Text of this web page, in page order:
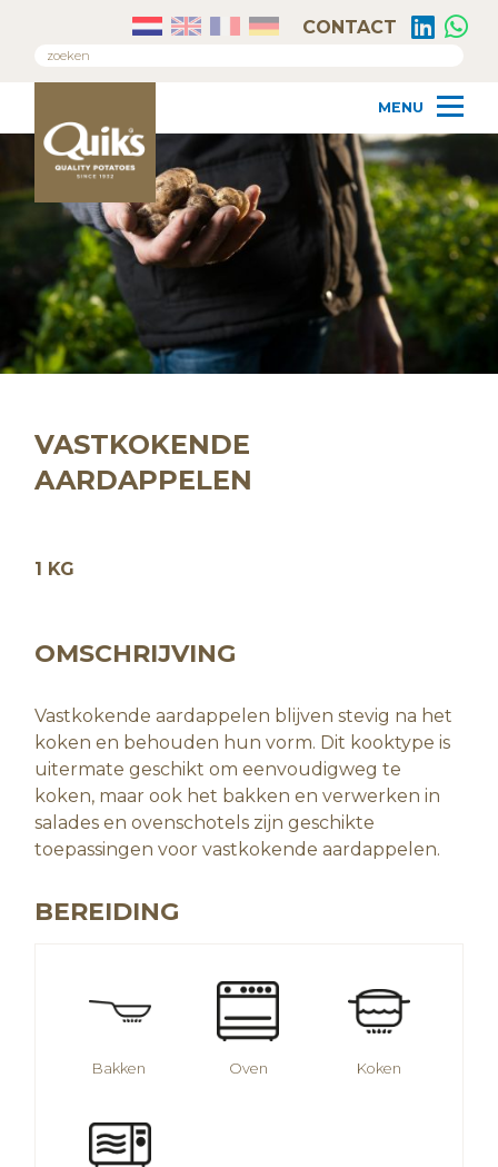
CONTACT
VASTKOKENDE
AARDAPPELEN
1 KG
OMSCHRIJVING
Vastkokende aardappelen blijven stevig na het
koken en behouden hun vorm. Dit kooktype is
uitermate geschikt om eenvoudigweg te
koken, maar ook het bakken en verwerken in
salades en ovenschotels zijn geschikte
toepassingen voor vastkokende aardappelen.
BEREIDING
Bakken Oven Koken